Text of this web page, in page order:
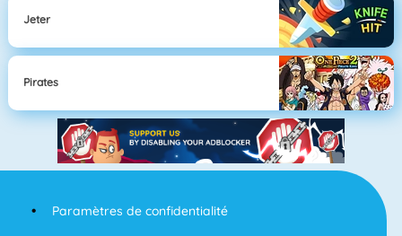
Jeter
Pirates
Paramètres de confidentialité